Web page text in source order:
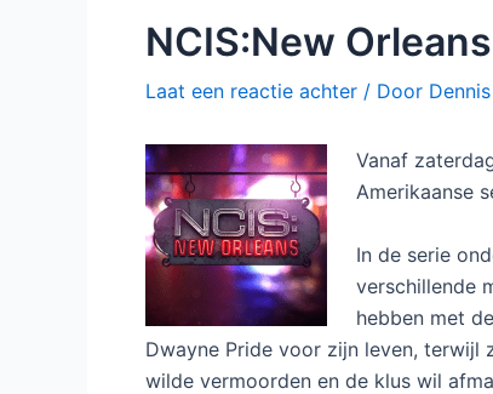
NCIS:New
Laat een reactie achter / Door Dennis
Vanaf
Amerikaanse
In de serie
verschillende
hebben met
Dwayne Pride voor zijn leven, terwijl
wilde vermoorden en de klus wil